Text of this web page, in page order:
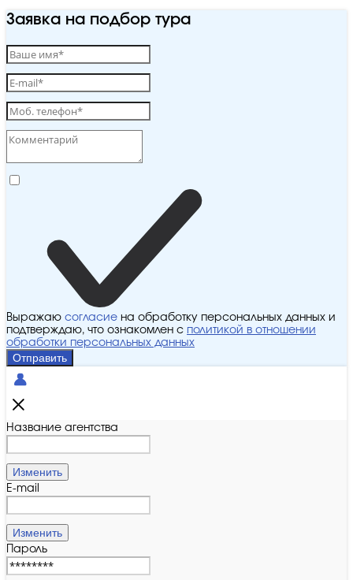
Заявка на подбор тура
Выражаю согласие на обработку персональных данных и
подтверждаю, что ознакомлен с политикой в отношении
обработки персональных данных
Отправить
Название агентства
Изменить
E-mail
Изменить
Пароль